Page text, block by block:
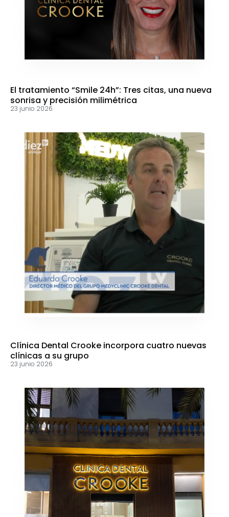
El tratamiento “Smile 24h”: Tres citas, una nueva
sonrisa y precisión milimétrica
23 junio 2026
Clínica Dental Crooke incorpora cuatro nuevas
clínicas a su grupo
23 junio 2026